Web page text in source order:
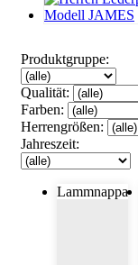
Produktgruppe:
Qualität:
Farben:
Herrengrößen:
Jahreszeit:
Lammnappa